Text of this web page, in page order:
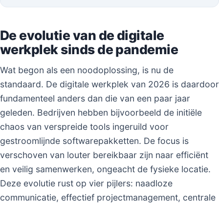
De evolutie van de digitale
werkplek sinds de pandemie
Wat begon als een noodoplossing, is nu de
standaard. De digitale werkplek van 2026 is daardoor
fundamenteel anders dan die van een paar jaar
geleden. Bedrijven hebben bijvoorbeeld de initiële
chaos van verspreide tools ingeruild voor
gestroomlijnde softwarepakketten. De focus is
verschoven van louter bereikbaar zijn naar efficiënt
en veilig samenwerken, ongeacht de fysieke locatie.
Deze evolutie rust op vier pijlers: naadloze
communicatie, effectief projectmanagement, centrale